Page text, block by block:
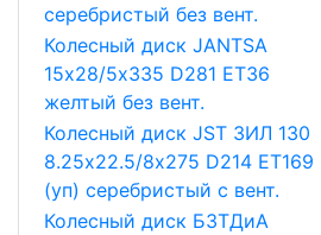
серебристый без вент.
Колесный диск JANTSA
15х28/5х335 D281 ET36
желтый без вент.
Колесный диск JST ЗИЛ 130
8.25х22.5/8х275 D214 ET169
(уп) серебристый с вент.
Колесный диск БЗТДиА